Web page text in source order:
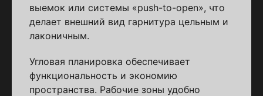
выемок или системы «push-to-open», что
делает внешний вид гарнитура цельным и
лаконичным.
Угловая планировка обеспечивает
функциональность и экономию
пространства. Рабочие зоны удобно